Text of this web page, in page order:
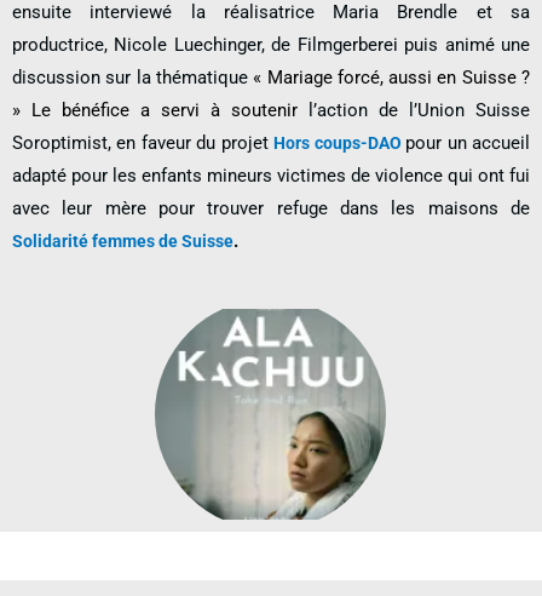
ensuite interviewé la réalisatrice Maria Brendle et sa
productrice, Nicole Luechinger, de Filmgerberei puis animé une
discussion sur la thématique « Mariage forcé, aussi en Suisse ?
» Le bénéfice a servi à soutenir l’action de l’Union Suisse
Soroptimist, en faveur du projetHors coups-DAO pour un accueil
adapté pour les enfants mineurs victimes de violence qui ont fui
avec leur mère pour trouver refuge dans les maisons de
Solidarité femmes de Suisse.